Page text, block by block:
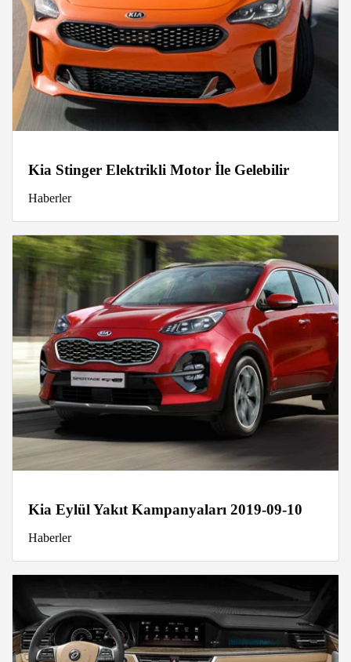
Kia Stinger Elektrikli Motor İle Gelebilir
Haberler
Kia Eylül Yakıt Kampanyaları 2019-09-10
Haberler